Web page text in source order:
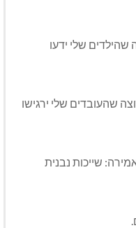
שהילדים שלי ידעו
שהעובדים שלי ירגישו
שייכות נבנית